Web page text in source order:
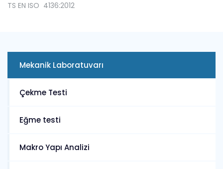
TS EN ISO 4136:2012
Mekanik Laboratuvarı
Çekme Testi
Eğme testi
Makro Yapı Analizi